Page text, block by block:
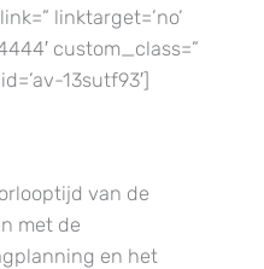
linktarget=’no’
custom_class=”
13sutf93′]
van de
met de
en het